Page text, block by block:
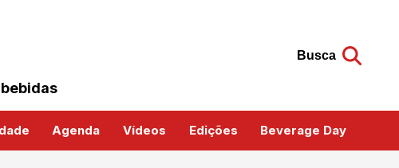
Busca
Agenda Vídeos Edições Beverage Day